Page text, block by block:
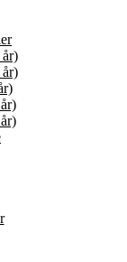
år)
år)